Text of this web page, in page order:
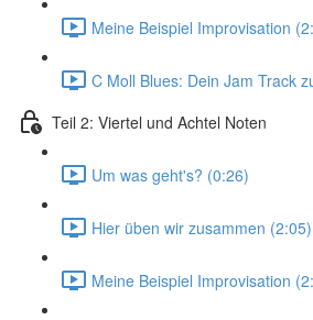
Meine Beispiel Improvisation
C Moll Blues: Dein Jam Track
Teil 2: Viertel und Achtel Noten
Um was geht's? (0:26)
Hier üben wir zusammen (2:05)
Meine Beispiel Improvisation